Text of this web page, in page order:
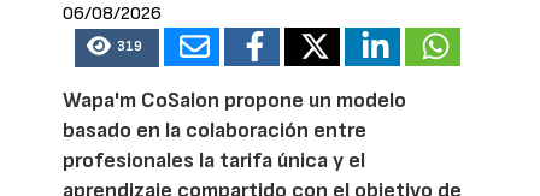
06/08/2026
319
Wapa'm CoSalon propone un modelo
basado en la colaboración entre
profesionales la tarifa única y el
aprendizaje compartido con el objetivo de